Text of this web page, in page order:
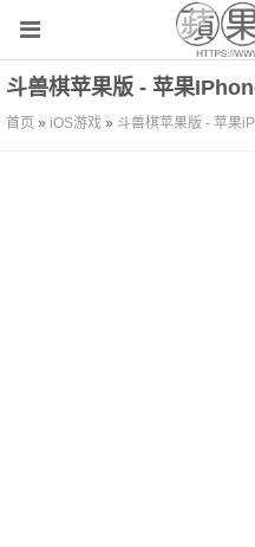
斗兽棋苹果版 - 苹果
首页 » iOS游戏 » 斗兽棋苹果版 - 苹果